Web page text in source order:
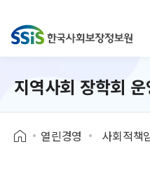
지역사회 장학회 운
열린경영 사회적책